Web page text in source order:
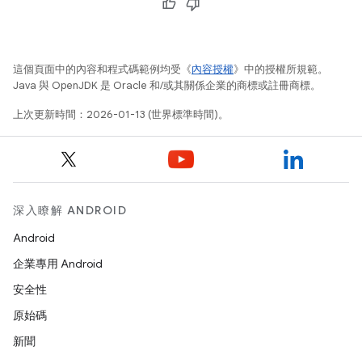
這個頁面中的內容和程式碼範例均受《內容授權》中的授權所規範。
Java 與 OpenJDK 是 Oracle 和/或其關係企業的商標或註冊商標。
上次更新時間：2026-01-13 (世界標準時間)。
深入瞭解 ANDROID
Android
企業專用 Android
安全性
原始碼
新聞